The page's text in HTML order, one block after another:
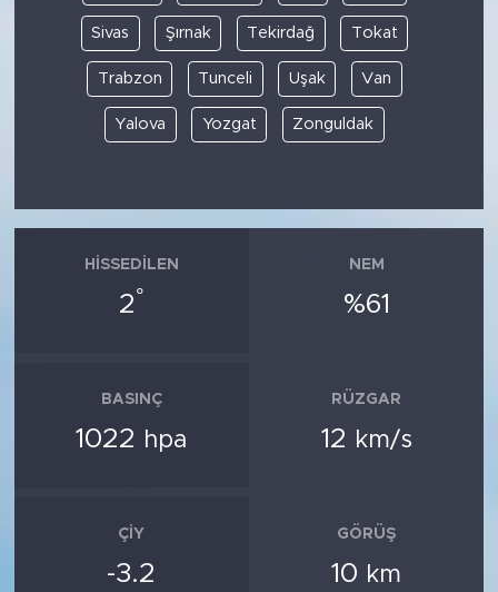
Sivas Şırnak Tekirdağ Tokat
Trabzon Tunceli Uşak Van
Yalova Yozgat Zonguldak
HISSEDILEN
2°
NEM
%61
BASINÇ
1022 hpa
RÜZGAR
12 km/s
ÇIY
-3.2
GÖRÜŞ
10 km